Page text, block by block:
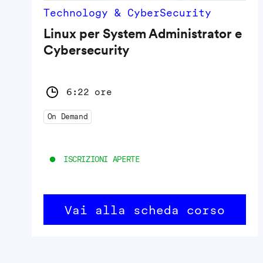
Technology & CyberSecurity
Linux per System Administrator e
Cybersecurity
6:22 ore
On Demand
ISCRIZIONI APERTE
Vai alla scheda corso